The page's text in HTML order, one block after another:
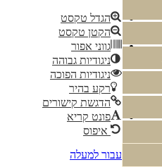
הגדל טקסט
הקטן טקסט
גווני אפור
ניגודיות גבוהה
ניגודיות הפוכה
רקע בהיר
הדגשת קישורים
פונט קריא
איפוס
עבור למעלה